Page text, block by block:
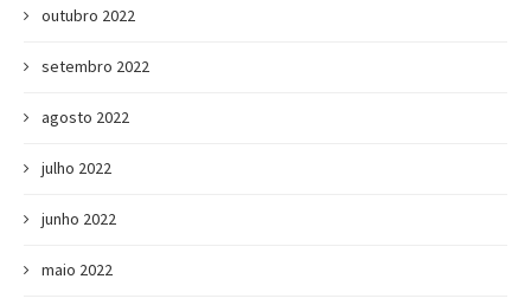
outubro 2022
setembro 2022
agosto 2022
julho 2022
junho 2022
maio 2022